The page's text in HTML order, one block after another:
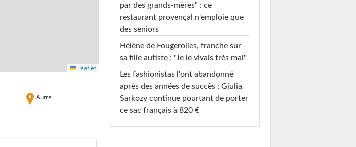
Leaflet
Autre
par des grands-mères" : ce
restaurant provençal n'emploie que
des seniors
Hélène de Fougerolles, franche sur
sa fille autiste : "Je le vivais très mal"
Les fashionistas l'ont abandonné
après des années de succès : Giulia
Sarkozy continue pourtant de porter
ce sac français à 820 €